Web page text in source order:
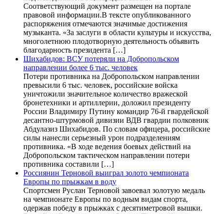
Соответствующий документ размещен на портале
правовой информации.В тексте опубликованного
распоряжения отмечаются значимые достижения
музыканта. «За заслуги в области культуры и искусства,
многолетнюю плодотворную деятельность объявить
благодарность президента […]
Шихабидов: ВСУ потеряли на Добропольском
направлении более 6 тыс. человек
Потери противника на Добропольском направлении
превысили 6 тыс. человек, российские войска
уничтожили значительное количество вражеской
бронетехники и артиллерии, доложил президенту
России Владимиру Путину командир 76-й гвардейской
десантно-штурмовой дивизии ВДВ гвардии полковник
Абдулазиз Шихабидов. По словам офицера, российские
силы нанесли серьезный урон подразделениям
противника. «В ходе ведения боевых действий на
Добропольском тактическом направлении потери
противника составили […]
Россиянин Терновой выиграл золото чемпионата
Европы по прыжкам в воду
Спортсмен Руслан Терновой завоевал золотую медаль
на чемпионате Европы по водным видам спорта,
одержав победу в прыжках с десятиметровой вышки.